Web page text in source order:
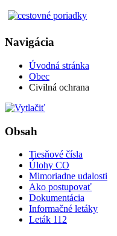
Navigácia
Úvodná stránka
Obec
Civilná ochrana
Obsah
Tiesňové čísla
Úlohy CO
Mimoriadne udalosti
Ako postupovať
Dokumentácia
Informačné letáky
Leták 112